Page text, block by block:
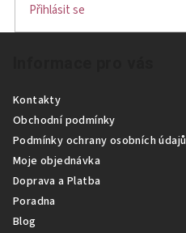
Přihlásit se
Kontakty
Obchodní podmínky
Podmínky ochrany osobních údajů
Moje objednávka
Doprava a Platba
Poradna
Blog